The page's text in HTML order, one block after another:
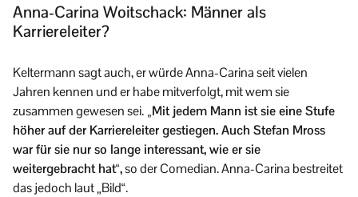
Anna-Carina Woitschack: Männer als
Karriereleiter?
Keltermann sagt auch, er würde Anna-Carina seit vielen
Jahren kennen und er habe mitverfolgt, mit wem sie
zusammen gewesen sei. „Mit jedem Mann ist sie eine Stufe
höher auf der Karriereleiter gestiegen. Auch Stefan Mross
war für sie nur so lange interessant, wie er sie
weitergebracht hat“,so der Comedian. Anna-Carina bestreitet
das jedoch laut „Bild“.